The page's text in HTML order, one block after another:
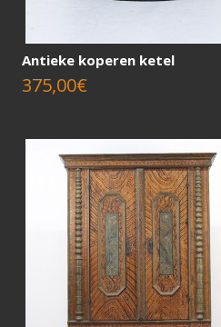
Antieke koperen ketel
375,00€